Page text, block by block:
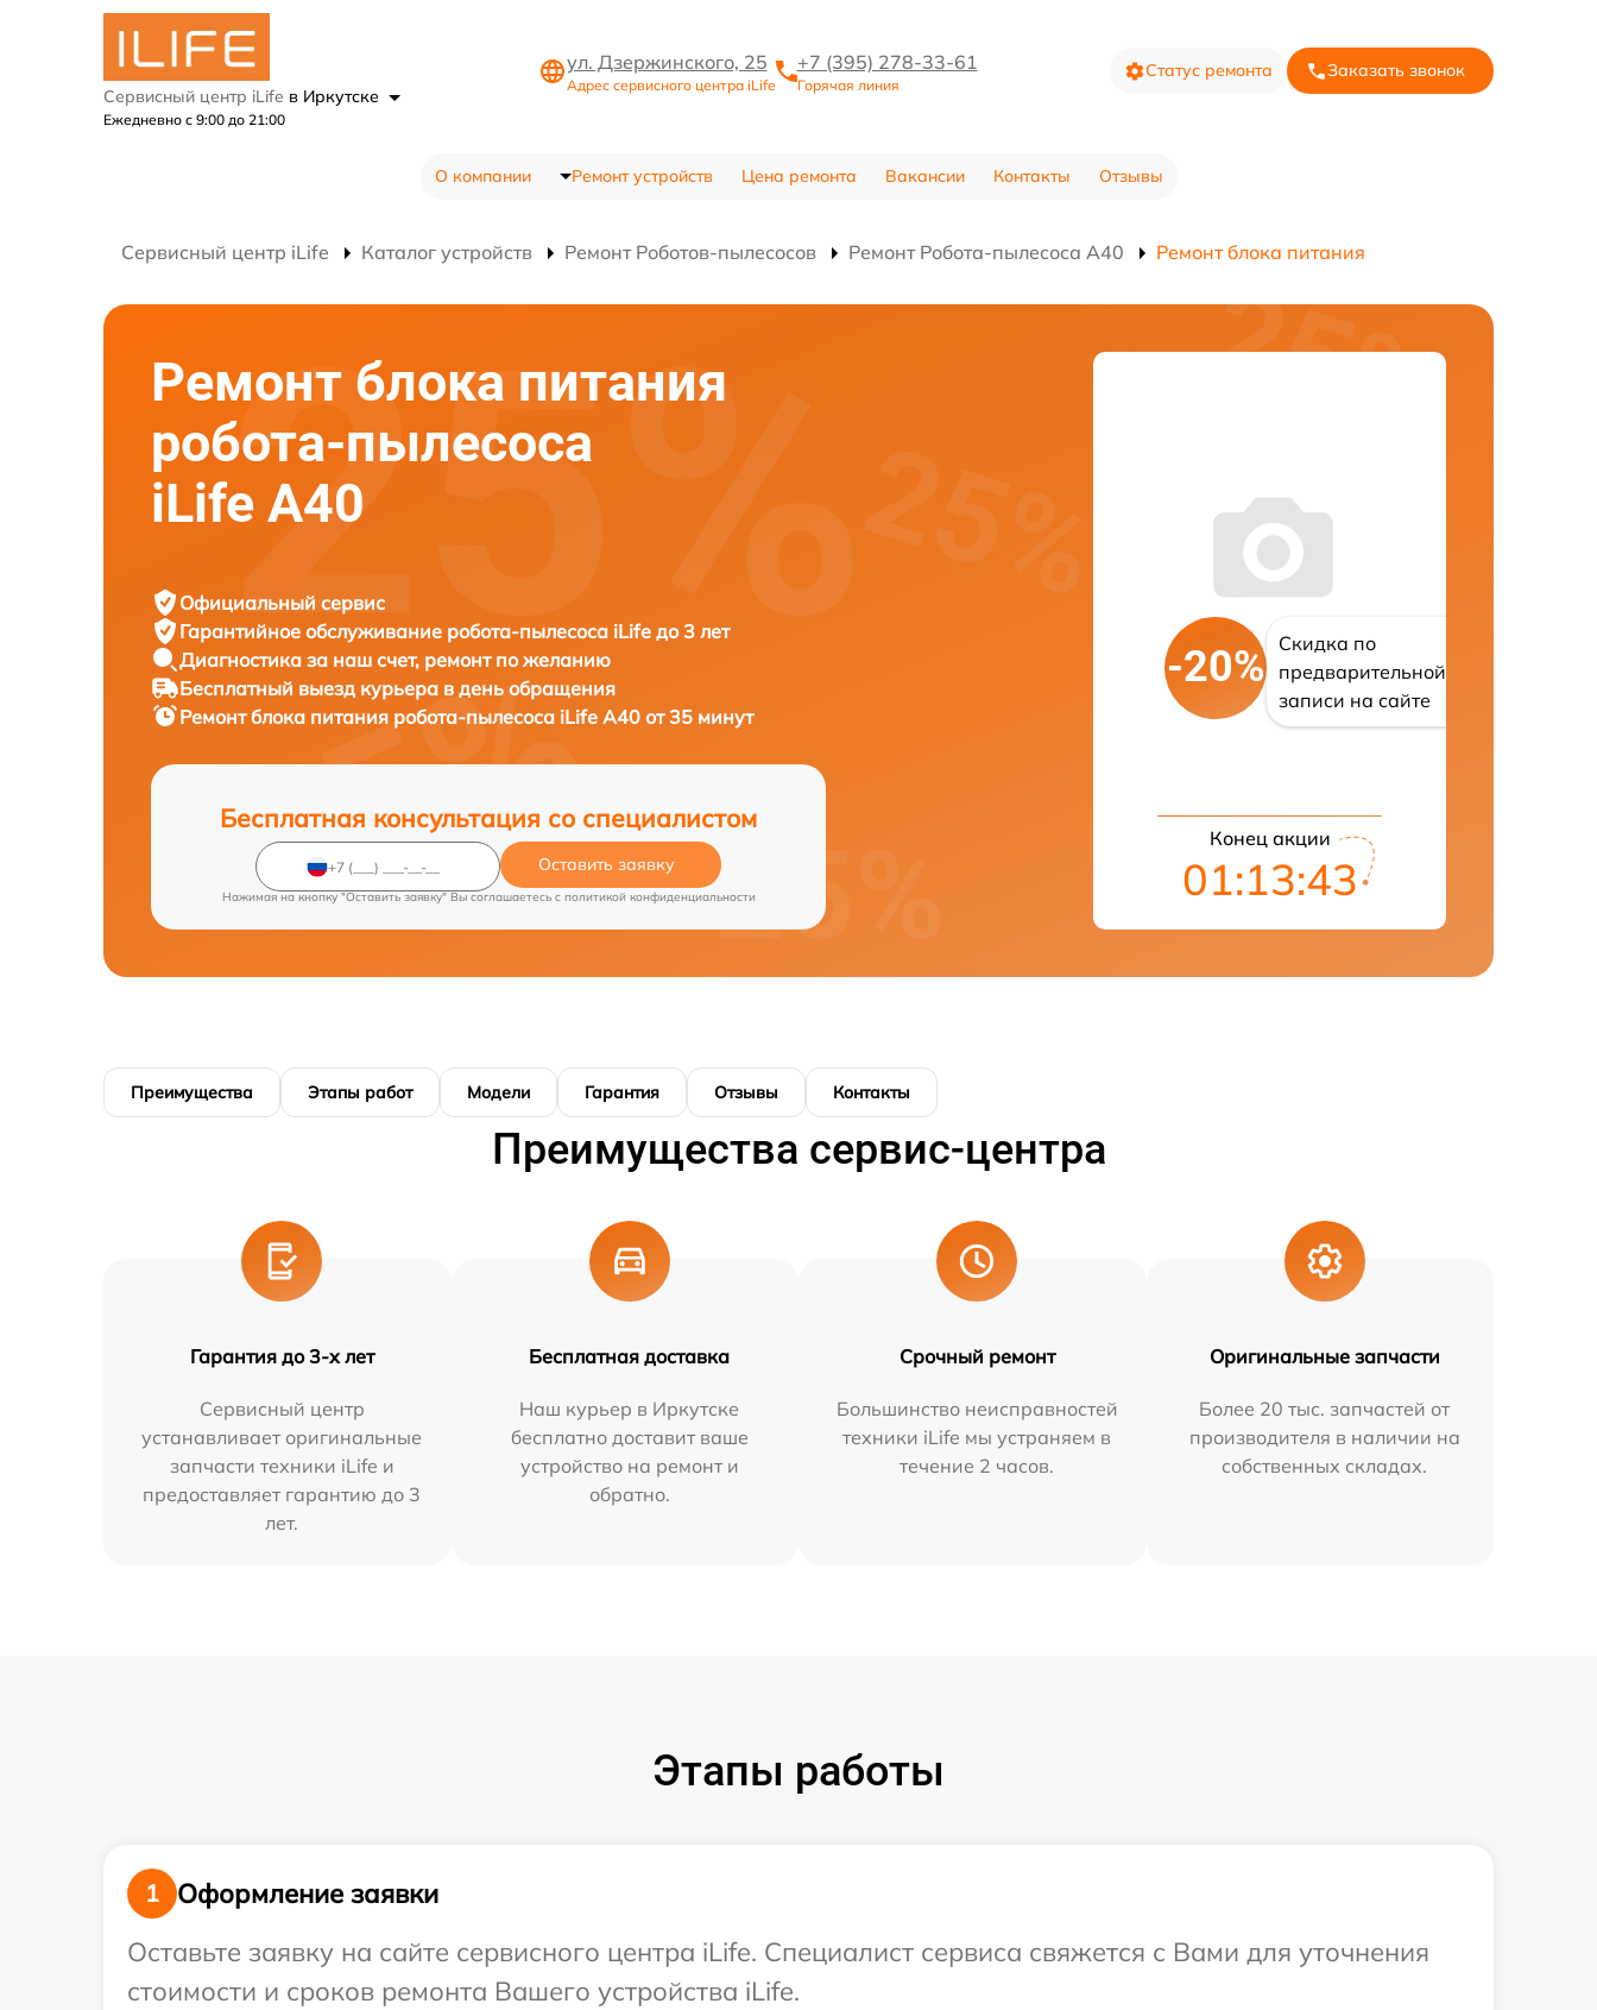
Сервисный центр iLife в Иркутске
Ежедневно с 9:00 до 21:00
ул. Дзержинского, 25
Адрес сервисного центра iLife
+7 (395) 278-33-61
Горячая линия
Статус ремонта Заказать звонок
О компании Ремонт устройств Цена ремонта Вакансии Контакты Отзывы
Сервисный центр iLife Каталог устройств Ремонт Роботов-пылесосов Ремонт Робота-пылесоса A40 Ремонт блока питания
Ремонт блока питания
робота-пылесоса
iLife A40
Официальный сервис
Гарантийное обслуживание робота-пылесоса iLife до 3 лет
Диагностика за наш счет, ремонт по желанию
Бесплатный выезд курьера в день обращения
Ремонт блока питания робота-пылесоса iLife A40 от 35 минут
Бесплатная консультация со специалистом
Оставить заявку
Нажимая на кнопку "Оставить заявку" Вы соглашаетесь c политикой конфиденциальности
-20%
Скидка по
предварительной
записи на сайте
Конец акции
01:13:42
Преимущества Этапы работ Модели Гарантия Отзывы Контакты
Преимущества сервис-центра
Гарантия до 3-х лет
Сервисный центр
устанавливает оригинальные
запчасти техники iLife и
предоставляет гарантию до 3
лет.
Бесплатная доставка
Наш курьер в Иркутске
бесплатно доставит ваше
устройство на ремонт и
обратно.
Срочный ремонт
Большинство неисправностей
техники iLife мы устраняем в
течение 2 часов.
Оригинальные запчасти
Более 20 тыс. запчастей от
производителя в наличии на
собственных складах.
Этапы работы
1
Оформление заявки
Оставьте заявку на сайте сервисного центра iLife. Специалист сервиса свяжется с Вами для уточнения
стоимости и сроков ремонта Вашего устройства iLife.